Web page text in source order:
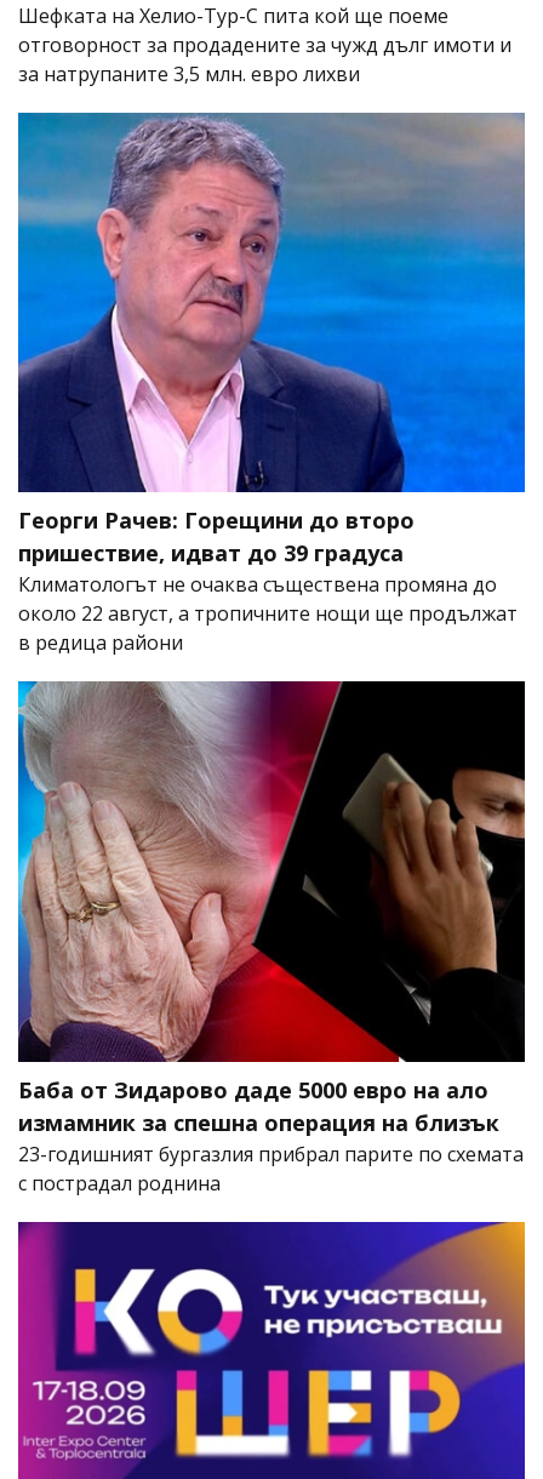
Шефката на Хелио-Тур-С пита кой ще поеме
отговорност за продадените за чужд дълг имоти и
за натрупаните 3,5 млн. евро лихви
Георги Рачев: Горещини до второ
пришествие, идват до 39 градуса
Климатологът не очаква съществена промяна до
около 22 август, а тропичните нощи ще продължат
в редица райони
Баба от Зидарово даде 5000 евро на ало
измамник за спешна операция на близък
23-годишният бургазлия прибрал парите по схемата
с пострадал роднина